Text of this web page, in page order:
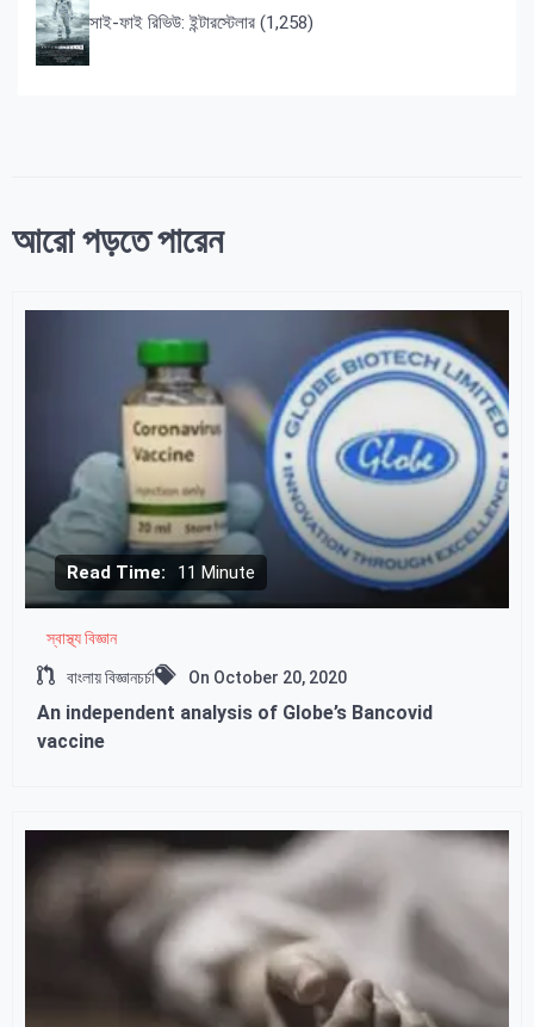
সাই-ফাই রিভিউ: ইন্টারস্টেলার (1,258)
আরো পড়তে পারেন
Read Time: 11 Minute
স্বাস্থ্য বিজ্ঞান
বাংলায় বিজ্ঞানচর্চা On October 20, 2020
An independent analysis of Globe’s Bancovid
vaccine